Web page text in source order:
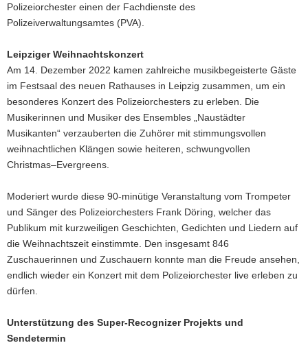
Polizeiorchester einen der Fachdienste des
Polizeiverwaltungsamtes (PVA).
Leipziger Weihnachtskonzert
Am 14. Dezember 2022 kamen zahlreiche musikbegeisterte Gäste
im Festsaal des neuen Rathauses in Leipzig zusammen, um ein
besonderes Konzert des Polizeiorchesters zu erleben. Die
Musikerinnen und Musiker des Ensembles „Naustädter
Musikanten“ verzauberten die Zuhörer mit stimmungsvollen
weihnachtlichen Klängen sowie heiteren, schwungvollen
Christmas–Evergreens.
Moderiert wurde diese 90-minütige Veranstaltung vom Trompeter
und Sänger des Polizeiorchesters Frank Döring, welcher das
Publikum mit kurzweiligen Geschichten, Gedichten und Liedern auf
die Weihnachtszeit einstimmte. Den insgesamt 846
Zuschauerinnen und Zuschauern konnte man die Freude ansehen,
endlich wieder ein Konzert mit dem Polizeiorchester live erleben zu
dürfen.
Unterstützung des Super-Recognizer Projekts und
Sendetermin